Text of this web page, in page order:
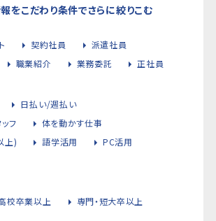
をこだわり条件でさらに絞りこむ
契約社員
派遣社員
職業紹介 業務委託 正社員
日払い/週払い
フ
体を動かす仕事
上)
語学活用
PC活用
校卒業以上
専門・短大卒以上